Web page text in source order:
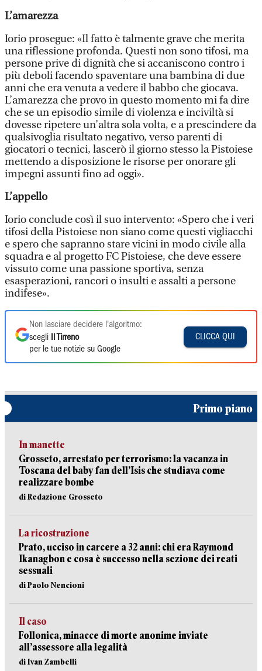
L’amarezza
Iorio prosegue: «Il fatto è talmente grave che merita
una riflessione profonda. Questi non sono tifosi, ma
persone prive di dignità che si accaniscono contro i
più deboli facendo spaventare una bambina di due
anni che era venuta a vedere il babbo che giocava.
L’amarezza che provo in questo momento mi fa dire
che se un episodio simile di violenza e inciviltà si
dovesse ripetere un’altra sola volta, e a prescindere da
qualsivoglia risultato negativo, verso parenti di
giocatori o tecnici, lascerò il giorno stesso la Pistoiese
mettendo a disposizione le risorse per onorare gli
impegni assunti fino ad oggi».
L’appello
Iorio conclude così il suo intervento: «Spero che i veri
tifosi della Pistoiese non siano come questi vigliacchi
e spero che sapranno stare vicini in modo civile alla
squadra e al progetto FC Pistoiese, che deve essere
vissuto come una passione sportiva, senza
esasperazioni, rancori o insulti e assalti a persone
indifese».
Non lasciare decidere l'algoritmo:
scegli
Il Tirreno
per le tue notizie su Google
CLICCA QUI
Primo piano
In manette
Grosseto, arrestato per terrorismo: la vacanza in
Toscana del baby fan dell’Isis che studiava come
realizzare bombe
di Redazione Grosseto
La ricostruzione
Prato, ucciso in carcere a 32 anni: chi era Raymond
Ikanagbon e cosa è successo nella sezione dei reati
sessuali
di Paolo Nencioni
Il caso
Follonica, minacce di morte anonime inviate
all’assessore alla legalità
di Ivan Zambelli